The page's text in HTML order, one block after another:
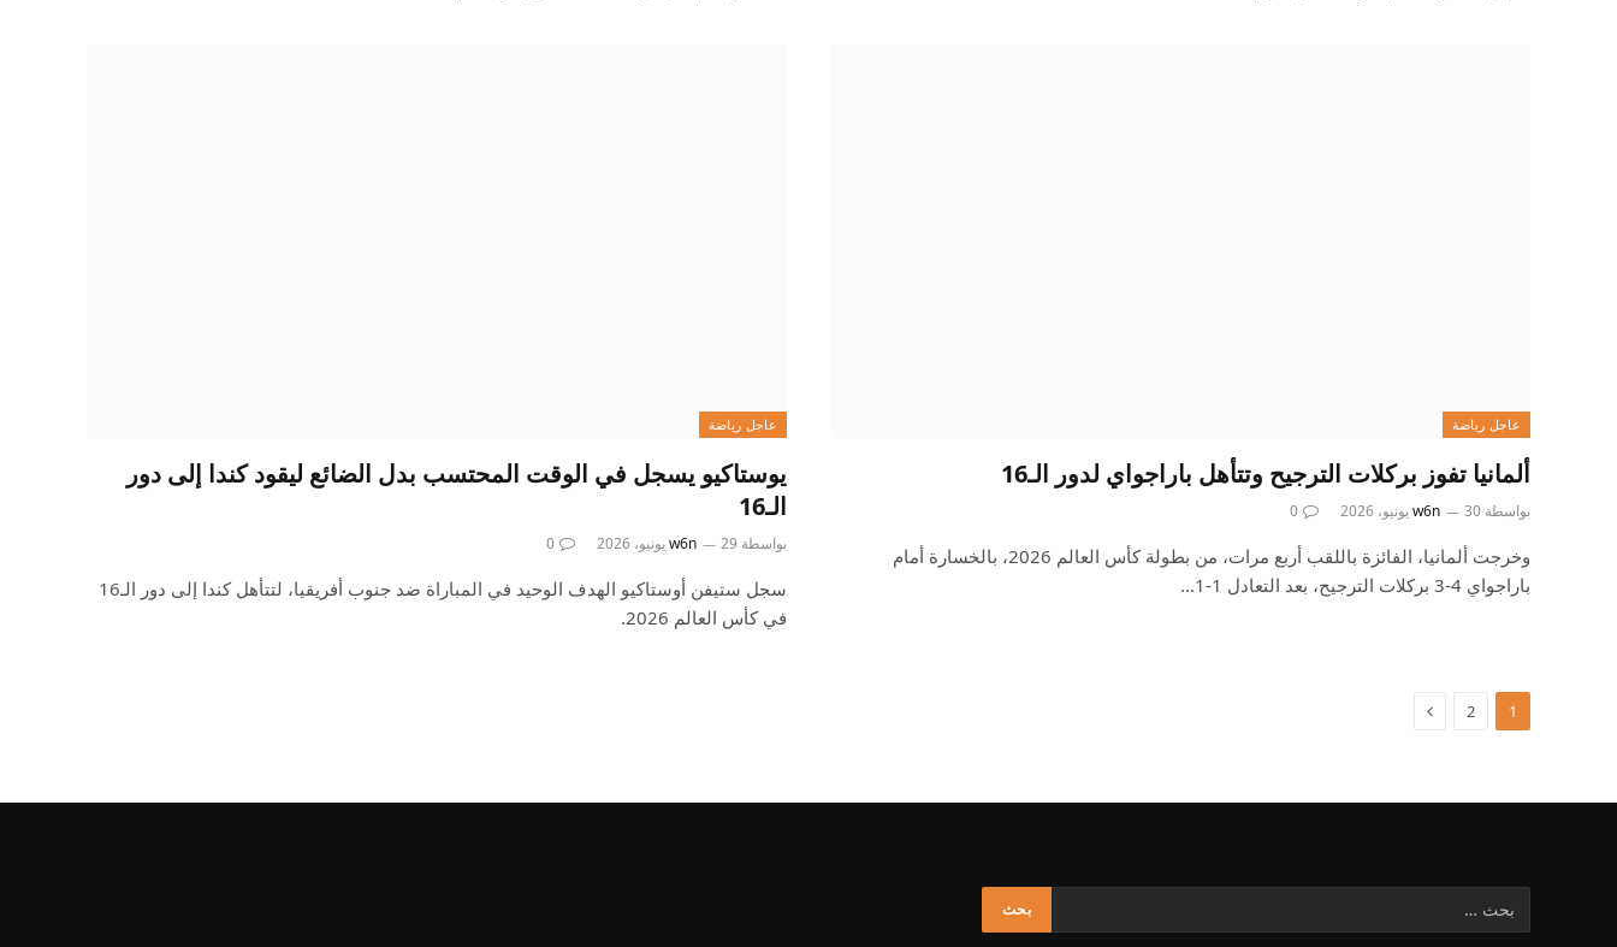
عاجل رياضة
ألمانيا تفوز بركلات الترجيح وتتأهل باراجواي لدور الـ16
بواسطة w6n 30 يونيو، 2026 0
وخرجت ألمانيا، الفائزة باللقب أربع مرات، من بطولة كأس العالم 2026، بالخسارة أمام
باراجواي 4-3 بركلات الترجيح، بعد التعادل 1-1…
عاجل رياضة
يوستاكيو يسجل في الوقت المحتسب بدل الضائع ليقود كندا إلى دور
الـ16
بواسطة w6n 29 يونيو، 2026 0
سجل ستيفن أوستاكيو الهدف الوحيد في المباراة ضد جنوب أفريقيا، لتتأهل كندا إلى دور الـ16
في كأس العالم 2026.
1
2